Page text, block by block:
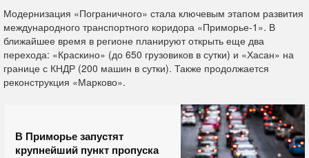
Модернизация «Пограничного» стала ключевым этапом развития
международного транспортного коридора «Приморье-1». В
ближайшее время в регионе планируют открыть еще два
перехода: «Краскино» (до 650 грузовиков в сутки) и «Хасан» на
границе с КНДР (200 машин в сутки). Также продолжается
реконструкция «Марково».
В Приморье запустят
крупнейший пункт пропуска